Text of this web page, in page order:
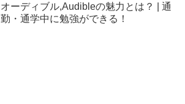
オーディブル,Audibleの魅力とは？ | 通
勤・通学中に勉強ができる！